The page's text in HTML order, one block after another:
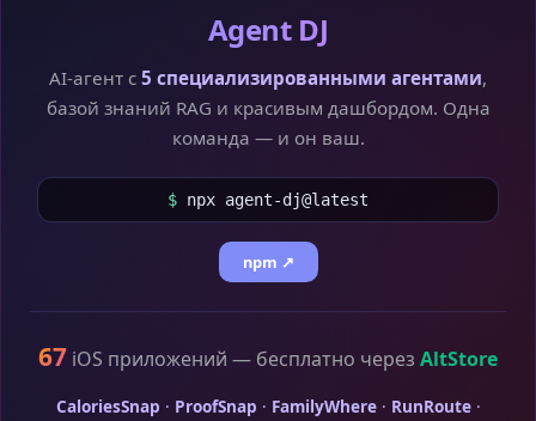
Agent DJ
AI-агент с 5 специализированными агентами,
базой знаний RAG и красивым дашбордом. Одна
команда — и он ваш.
$ npx agent-dj@latest
npm ↗
67 iOS приложений — бесплатно через AltStore
CaloriesSnap · ProofSnap · FamilyWhere· RunRoute·